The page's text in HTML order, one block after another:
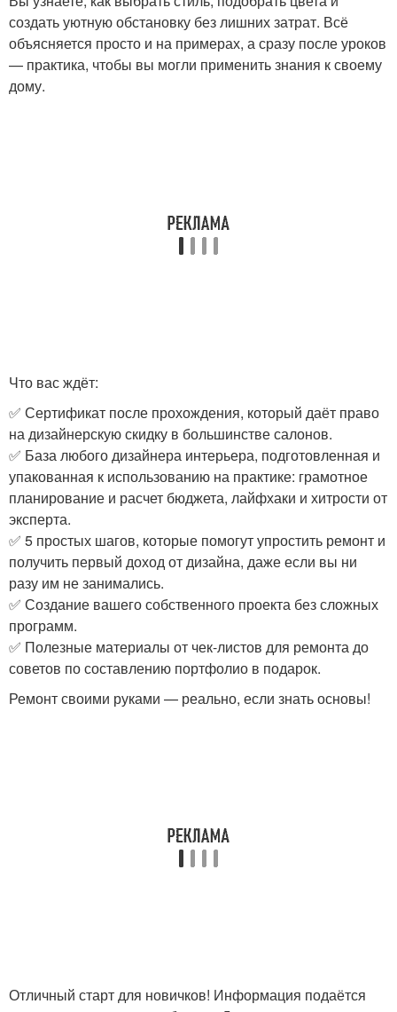
создать уютную обстановку без лишних затрат. Всё
объясняется просто и на примерах, а сразу после уроков
— практика, чтобы вы могли применить знания к своему
дому.
Что вас ждёт:
✅ Сертификат после прохождения, который даёт право
на дизайнерскую скидку в большинстве салонов.
✅ База любого дизайнера интерьера, подготовленная и
упакованная к использованию на практике: грамотное
планирование и расчет бюджета, лайфхаки и хитрости от
эксперта.
✅ 5 простых шагов, которые помогут упростить ремонт и
получить первый доход от дизайна, даже если вы ни
разу им не занимались.
✅ Создание вашего собственного проекта без сложных
программ.
✅ Полезные материалы от чек-листов для ремонта до
советов по составлению портфолио в подарок.
Ремонт своими руками — реально, если знать основы!
Отличный старт для новичков! Информация подаётся